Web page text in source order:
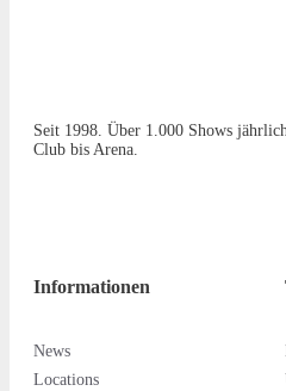
Seit 1998. Über 1.000 Shows
Club bis Arena.
Informationen
News
Locations